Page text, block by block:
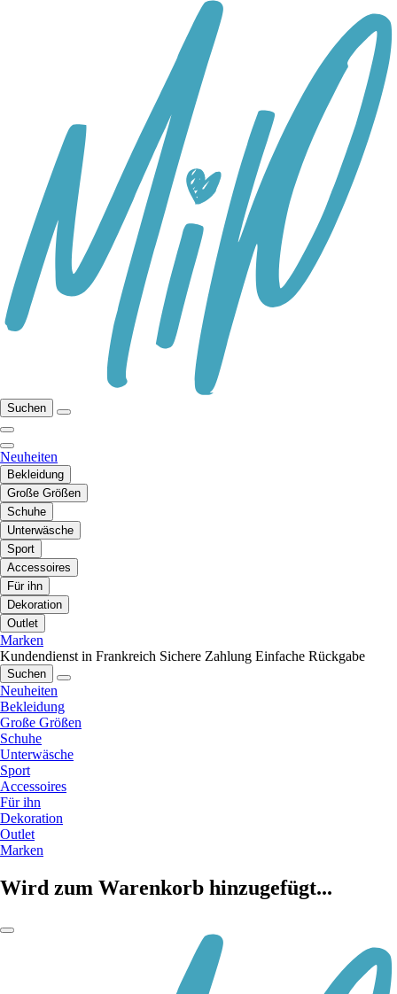
Suchen
Neuheiten
Bekleidung
Große Größen
Schuhe
Unterwäsche
Sport
Accessoires
Für ihn
Dekoration
Outlet
Marken
Kundendienst in Frankreich Sichere Zahlung Einfache Rückgabe
Suchen
Neuheiten
Bekleidung
Große Größen
Schuhe
Unterwäsche
Sport
Accessoires
Für ihn
Dekoration
Outlet
Marken
Wird zum Warenkorb hinzugefügt...